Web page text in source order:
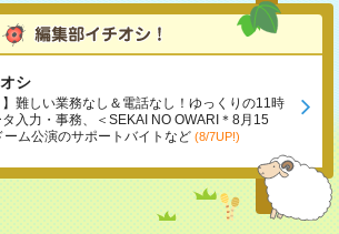
シ
】難しい業務なし＆電話なし！ゆっくりの11時
入力・事務、＜SEKAI NO OWARI＊8月15
ーム公演のサポートバイトなど (8/7UP!)